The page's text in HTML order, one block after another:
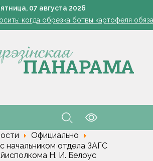
07 августа 2026
по охране труда профсоюза
когда обрезка ботвы картофеля
Включаем фары и продолжаем жать
на проезд, если у работника нет
по охране труда профсоюза
Официально
начальником отдела ЗАГС
Н. И. Белоус